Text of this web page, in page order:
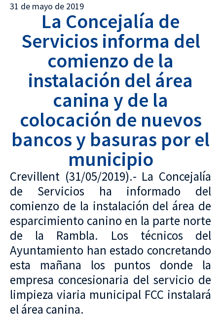
31 de mayo de 2019
La Concejalía de
Servicios informa del
comienzo de la
instalación del área
canina y de la
colocación de nuevos
bancos y basuras por el
municipio
Crevillent (31/05/2019).- La Concejalía
de Servicios ha informado del
comienzo de la instalación del área de
esparcimiento canino en la parte norte
de la Rambla. Los técnicos del
Ayuntamiento han estado concretando
esta mañana los puntos donde la
empresa concesionaria del servicio de
limpieza viaria municipal FCC instalará
el área canina.